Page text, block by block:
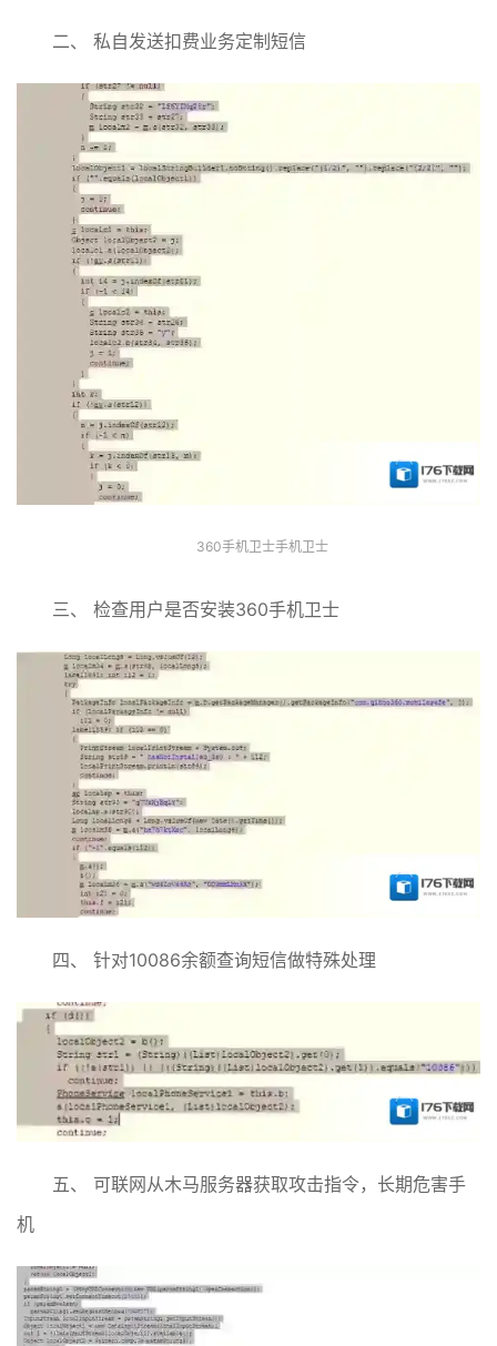
二、 私自发送扣费业务定制短信
360手机卫士手机卫士
三、 检查用户是否安装360手机卫士
四、 针对10086余额查询短信做特殊处理
五、 可联网从木马服务器获取攻击指令，长期危害手
机